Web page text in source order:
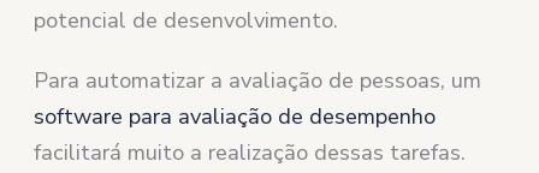
potencial de desenvolvimento.
Para automatizar a avaliação de pessoas, um
software para avaliação de desempenho
facilitará muito a realização dessas tarefas.